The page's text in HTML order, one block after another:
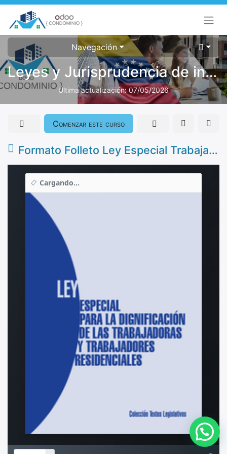
Navegación
Leyes y Jurisprudencia de interés para Condominios Venezuela
Última actualización:07/05/2026
Formato Folleto Ley Especial Trabajadores Residenciales descargado-Odoo-Condominio
Comenzar este curso